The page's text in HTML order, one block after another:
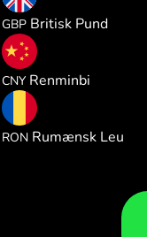
GBP Britisk Pund
CNY Renminbi
RON Rumænsk Leu